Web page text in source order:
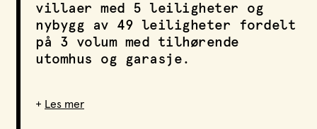
villaer med 5 leiligheter og
nybygg av 49 leiligheter fordelt
på 3 volum med tilhørende
utomhus og garasje.
+ Les mer